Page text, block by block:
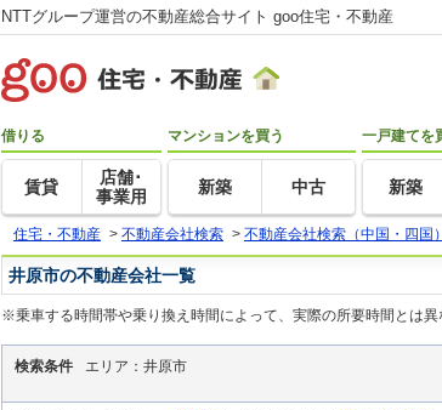
NTTグループ運営の不動産総合サイト goo住宅・不動産
借りる
賃貸
店舗･
事業用
マンションを買う
新築 中古
一戸建てを
新築
住宅・不動産 > 不動産会社検索 > 不動産会社検索（中国・四国）
井原市の不動産会社一覧
※乗車する時間帯や乗り換え時間によって、実際の所要時間とは異
検索条件 エリア：井原市